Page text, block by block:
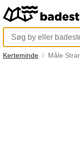
Kerteminde Måle